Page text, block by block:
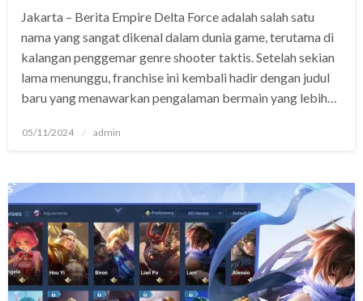
Jakarta – Berita Empire Delta Force adalah salah satu
nama yang sangat dikenal dalam dunia game, terutama di
kalangan penggemar genre shooter taktis. Setelah sekian
lama menunggu, franchise ini kembali hadir dengan judul
baru yang menawarkan pengalaman bermain yang lebih…
Posted
05/11/2024 admin